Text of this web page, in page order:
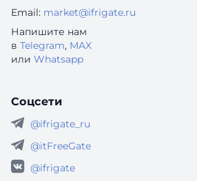
Email: market@ifrigate.ru
Напишите нам
в Telegram, MAX
или Whatsapp
Соцсети
@ifrigate_ru
@itFreeGate
@ifrigate